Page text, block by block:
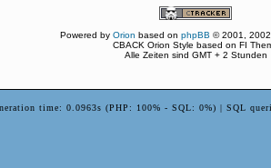
Powered by Orion based on phpBB © 2001,
CBACK Orion Style based on FI
Alle Zeiten sind GMT + 2 Stunden
time: 0.0963s (PHP: 100% - SQL: 0%) | SQL